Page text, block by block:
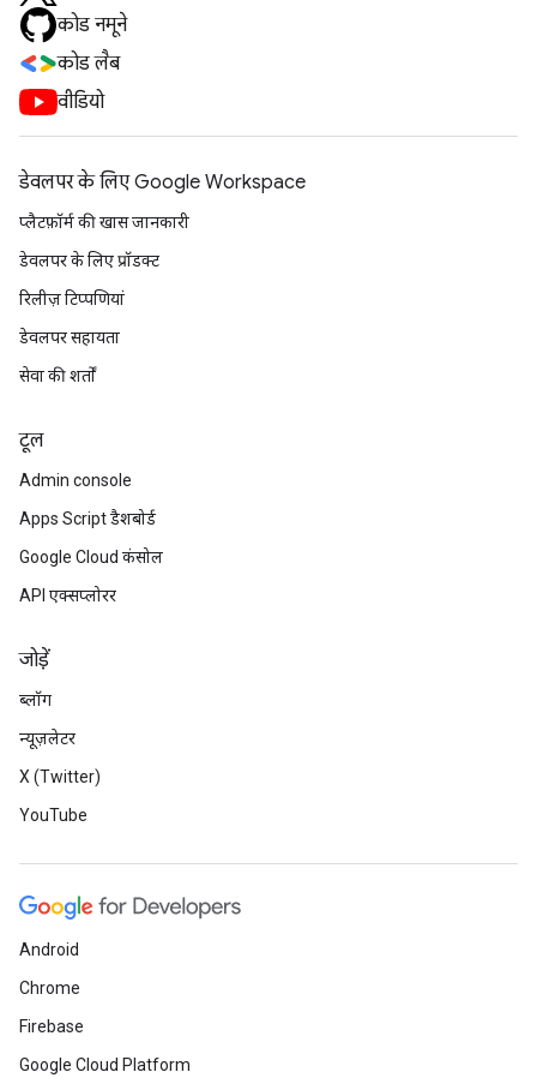
कोड नमूने
कोड लैब
वीडियो
डेवलपर के लिए Google Workspace
प्लैटफ़ॉर्म की खास जानकारी
डेवलपर के लिए प्रॉडक्ट
रिलीज़ टिप्पणियां
डेवलपर सहायता
सेवा की शर्तों
टूल
Admin console
Apps Script डैशबोर्ड
Google Cloud कंसोल
API एक्सप्लोरर
जोड़ें
ब्लॉग
न्यूज़लेटर
X (Twitter)
YouTube
Android
Chrome
Firebase
Google Cloud Platform